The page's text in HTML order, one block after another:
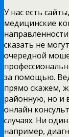
У нас есть
медицинские
сказать не
очередной
за помощью.
прямо скажем,
районную, но и
онлайн
случаях. Ни
например,